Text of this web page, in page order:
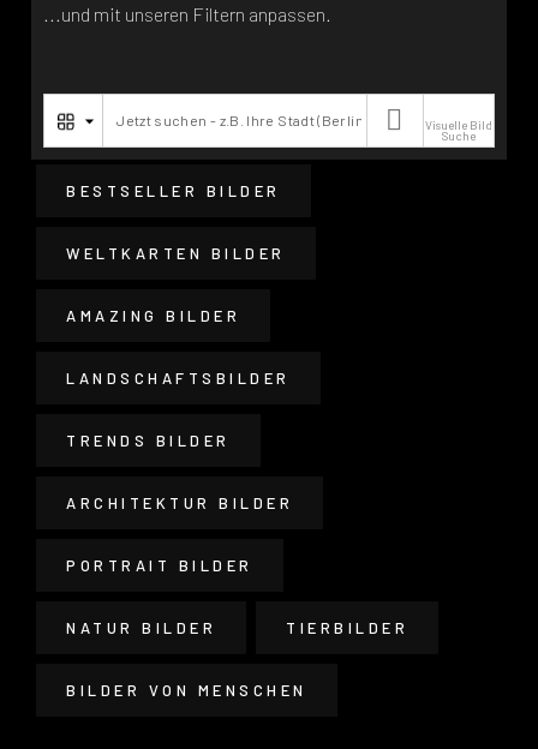
...und mit unseren Filtern anpassen.
Visuelle Bild
Suche

BESTSELLER BILDER
WELTKARTEN BILDER
AMAZING BILDER
LANDSCHAFTSBILDER
TRENDS BILDER
ARCHITEKTUR BILDER
PORTRAIT BILDER
NATUR BILDER TIERBILDER
BILDER VON MENSCHEN